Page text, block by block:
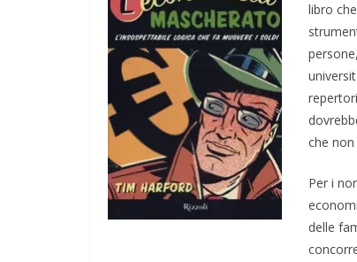
libro
persone,
che
Per i
delle